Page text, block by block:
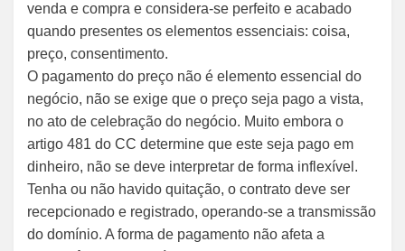
venda e compra e considera-se perfeito e acabado
quando presentes os elementos essenciais: coisa,
preço, consentimento.
O pagamento do preço não é elemento essencial do
negócio, não se exige que o preço seja pago a vista,
no ato de celebração do negócio. Muito embora o
artigo 481 do CC determine que este seja pago em
dinheiro, não se deve interpretar de forma inflexível.
Tenha ou não havido quitação, o contrato deve ser
recepcionado e registrado, operando-se a transmissão
do domínio. A forma de pagamento não afeta a